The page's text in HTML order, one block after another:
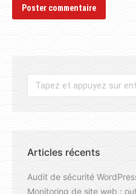
Poster commentaire
Articles récents
Audit de sécurité
Monitoring de site web :